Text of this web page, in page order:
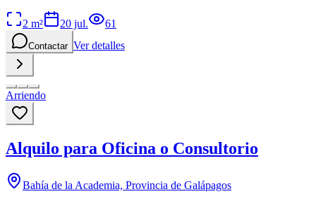
2 m² 20 jul. 61
Contactar Ver detalles
Arriendo
Alquilo para Oficina o Consultorio
Bahía de la Academia, Provincia de Galápagos